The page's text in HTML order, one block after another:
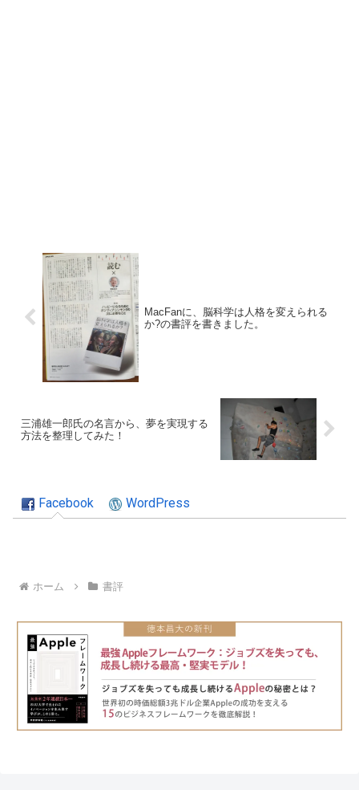
MacFanに、脳科学は人格を変えられる
か?の書評を書きました。
三浦雄一郎氏の名言から、夢を実現する
方法を整理してみた！
Facebook WordPress
ホーム 書評